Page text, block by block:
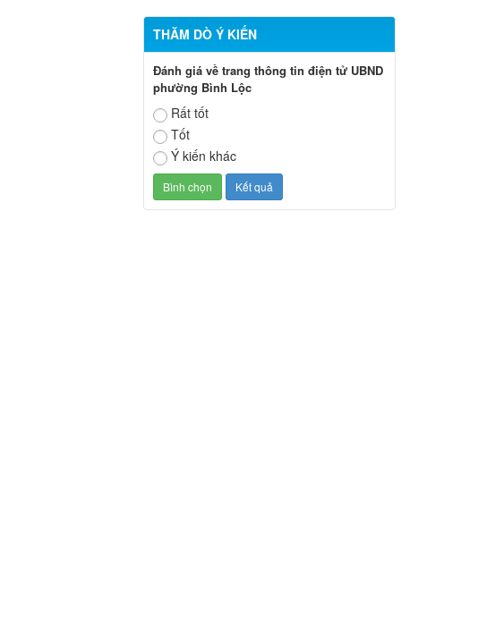
THĂM DÒ Ý KIẾN
Đánh giá về trang thông tin điện tử UBND
phường Bình Lộc
Rất tốt
Tốt
Ý kiến khác